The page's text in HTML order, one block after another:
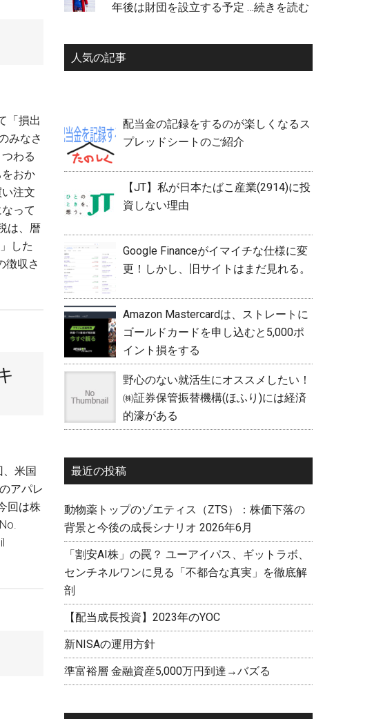
「損出
みなさ
わる
おか
注文
って
は、暦
した
徴収さ
、米国
アパレ
回は株
年後は財団を設立する予定 …続きを読む
人気の記事
配当金の記録をするのが楽しくなるス
プレッドシートのご紹介
【JT】私が日本たばこ産業(2914)に投
資しない理由
Google Financeがイマイチな仕様に変
更！しかし、旧サイトはまだ見れる。
Amazon Mastercardは、ストレートに
ゴールドカードを申し込むと5,000ポ
イント損をする
野心のない就活生にオススメしたい！
㈱証券保管振替機構(ほふり)には経済
的濠がある
最近の投稿
動物薬トップのゾエティス（ZTS）：株価下落の
背景と今後の成長シナリオ 2026年6月
「割安AI株」の罠？ ユーアイパス、ギットラボ、
センチネルワンに見る「不都合な真実」を徹底解
剖
【配当成長投資】2023年のYOC
新NISAの運用方針
準富裕層 金融資産5,000万円到達→バズる